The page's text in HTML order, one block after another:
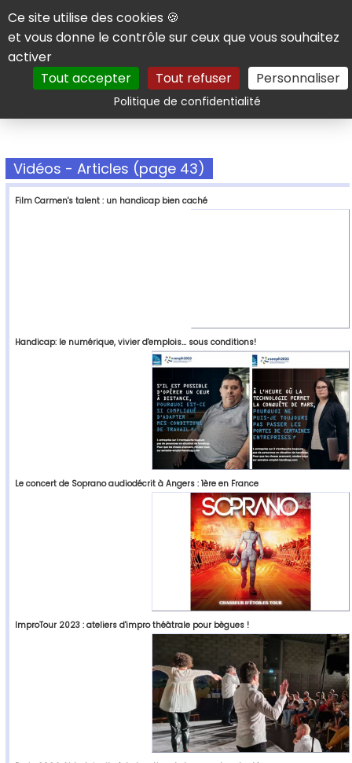
Panneau de gestion des cookies
Ce site utilise des cookies 🍪
et vous donne le contrôle sur ceux que vous souhaitez
activer
Tout accepter
Tout refuser Personnaliser
Politique de confidentialitéRechercher
Vidéos - Articles (page 43)
Film Carmen's talent : un handicap bien caché
Handicap: le numérique, vivier d'emplois... sous conditions!
Le concert de Soprano audiodécrit à Angers : 1ère en France
ImproTour 2023 : ateliers d'impro théâtrale pour bègues !